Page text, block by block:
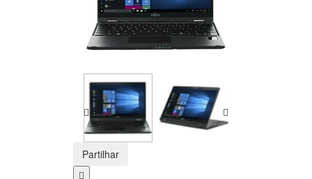
Partilhar